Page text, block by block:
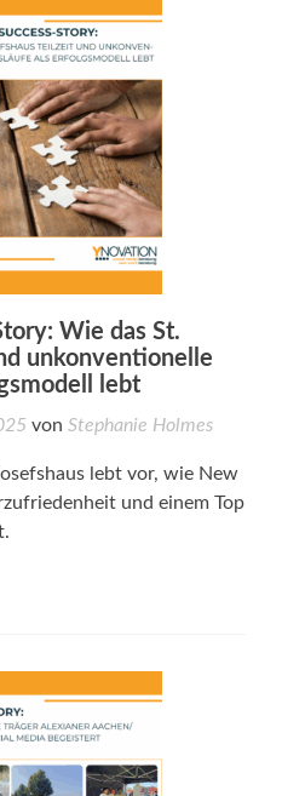
Wie das St.
unkonventionelle
lebt
von Stephanie Holmes
lebt vor, wie New
und einem Top